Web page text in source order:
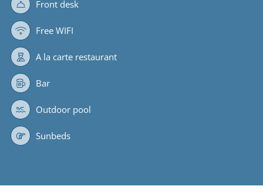
Front desk
Free WIFI
A la carte restaurant
Bar
Outdoor pool
Sunbeds